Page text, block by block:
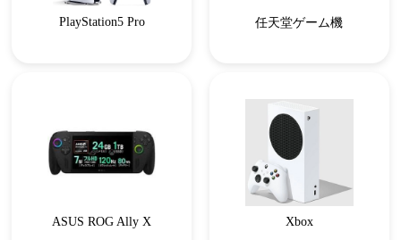
PlayStation5 Pro 任天堂ゲーム機
ASUS ROG Ally X Xbox